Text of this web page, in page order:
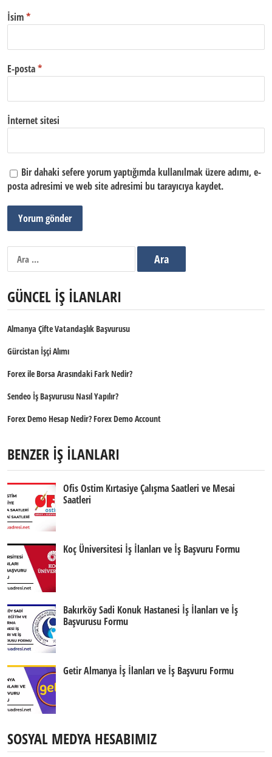
İsim*
E-posta*
İnternet sitesi
Bir dahaki sefere yorum yaptığımda kullanılmak üzere adımı, e-
posta adresimi ve web site adresimi bu tarayıcıya kaydet.
GÜNCEL İŞ İLANLARI
Almanya Çifte Vatandaşlık Başvurusu
Gürcistan İşçi Alımı
Forex ile Borsa Arasındaki Fark Nedir?
Sendeo İş Başvurusu Nasıl Yapılır?
Forex Demo Hesap Nedir? Forex Demo Account
BENZER İŞ İLANLARI
Ofis Ostim Kırtasiye Çalışma Saatleri ve Mesai
Saatleri
Koç Üniversitesi İş İlanları ve İş Başvuru Formu
Bakırköy Sadi Konuk Hastanesi İş İlanları ve İş
Başvurusu Formu
Getir Almanya İş İlanları ve İş Başvuru Formu
SOSYAL MEDYA HESABIMIZ